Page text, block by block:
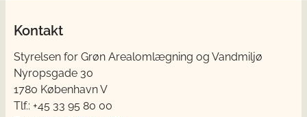
Kontakt
Styrelsen for Grøn Arealomlægning og Vandmiljø
Nyropsgade 30
1780 København V
Tlf.: +45 33 95 80 00